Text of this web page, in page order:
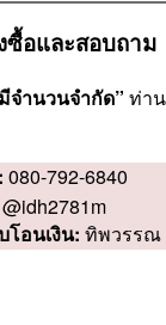
ซื้อและสอบถาม
จำนวนจำกัด” ท่า
080-792-6840
@idh2781m
อนเงิน: ทิพวรรณ